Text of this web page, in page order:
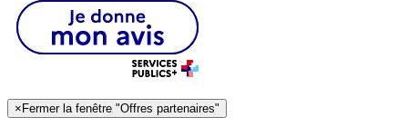
×Fermer la fenêtre "Offres partenaires"